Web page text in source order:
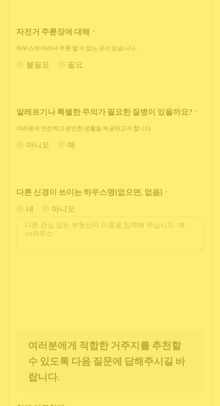
자전거 주륜장에 대해 *
하우스에 따라서 주륜 할 수 없는 곳이 있습니다.
불필요 필요
알레르기나 특별한 주의가 필요한 질병이 있을까요? *
여러분의 안전하고 편안한 생활을 제공하고자 합니다.
아니오 예
다른 신경이 쓰이는 하우스명(없으면, 없음) *
네 아니오
여러분에게 적합한 거주지를 추천할
수 있도록 다음 질문에 답해주시길 바
랍니다.